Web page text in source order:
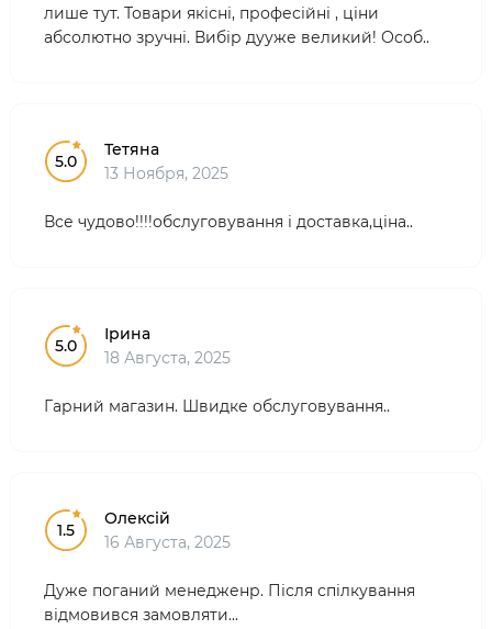
лише тут. Товари якісні, професійні , ціни
абсолютно зручні. Вибір дууже великий! Особ..
5.0
Тетяна
13 Ноября, 2025
Все чудово!!!!обслуговування і доставка,ціна..
5.0
Ірина
18 Августа, 2025
Гарний магазин. Швидке обслуговування..
1.5
Олексій
16 Августа, 2025
Дуже поганий менедженр. Після спілкування
відмовився замовляти...